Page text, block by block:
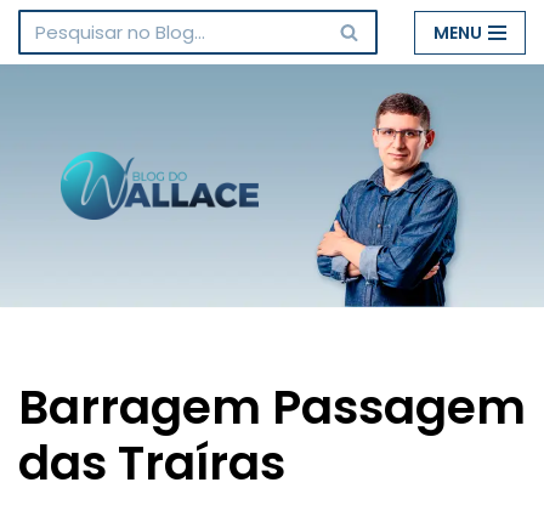
Pular
conteúdo
MENU
Barragem Passagem
das Traíras